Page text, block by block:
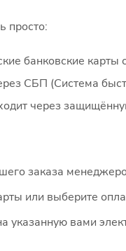
просто:
банковские
СБП (Система
через
заказа
или выберите
указанную вами